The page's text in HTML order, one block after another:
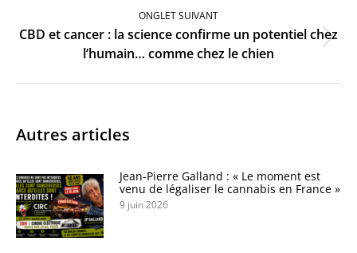
ONGLET SUIVANT
Onglet
suivant
CBD et cancer : la science confirme un potentiel chez
l’humain… comme chez le chien
Autres articles
Jean-Pierre Galland : « Le moment est
venu de légaliser le cannabis en France »
9 juin 2026